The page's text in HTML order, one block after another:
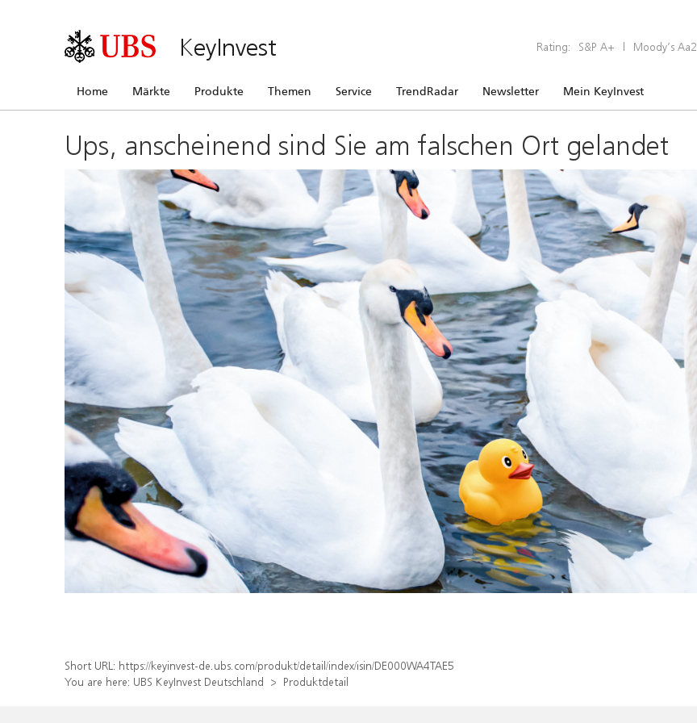
KeyInvest Rating: S&P A+ | Moody’s Aa2
Home Märkte Produkte Themen Service TrendRadar Newsletter Mein KeyInvest
Ups, anscheinend sind Sie am falschen Ort gelandet
Short URL: https://keyinvest-de.ubs.com/produkt/detail/index/isin/DE000WA4TAE5
You are here: UBS KeyInvest Deutschland Produktdetail